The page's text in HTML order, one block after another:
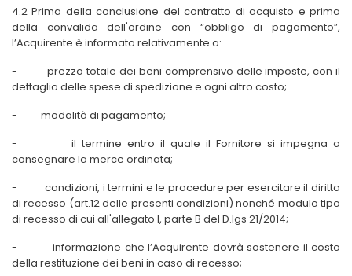
4.2 Prima della conclusione del contratto di acquisto e prima
della convalida dell'ordine con “obbligo di pagamento”,
l’Acquirente è informato relativamente a:
-
prezzo totale dei beni comprensivo delle imposte, con il
dettaglio delle spese di spedizione e ogni altro costo;
-
modalità di pagamento;
-
il termine entro il quale il Fornitore si impegna a
consegnare la merce ordinata;
-
condizioni, i termini e le procedure per esercitare il diritto
di recesso (art.12 delle presenti condizioni) nonché modulo tipo
di recesso di cui all'allegato I, parte B del D.lgs 21/2014;
-
informazione che l’Acquirente dovrà sostenere il costo
della restituzione dei beni in caso di recesso;